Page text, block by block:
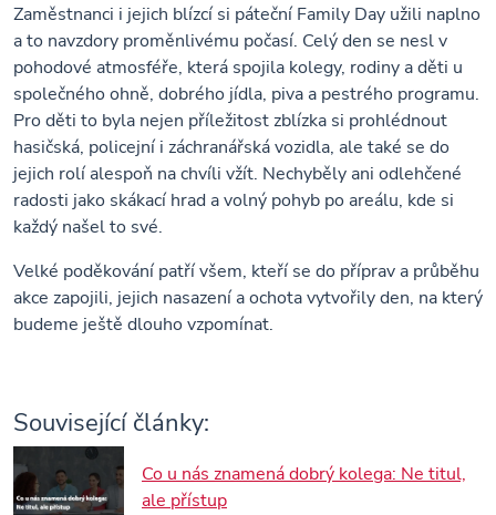
Zaměstnanci i jejich blízcí si páteční Family Day užili naplno
a to navzdory proměnlivému počasí. Celý den se nesl v
pohodové atmosféře, která spojila kolegy, rodiny a děti u
společného ohně, dobrého jídla, piva a pestrého programu.
Pro děti to byla nejen příležitost zblízka si prohlédnout
hasičská, policejní i záchranářská vozidla, ale také se do
jejich rolí alespoň na chvíli vžít. Nechyběly ani odlehčené
radosti jako skákací hrad a volný pohyb po areálu, kde si
každý našel to své.
Velké poděkování patří všem, kteří se do příprav a průběhu
akce zapojili, jejich nasazení a ochota vytvořily den, na který
budeme ještě dlouho vzpomínat.
Související články:
Co u nás znamená dobrý kolega: Ne titul,
ale přístup